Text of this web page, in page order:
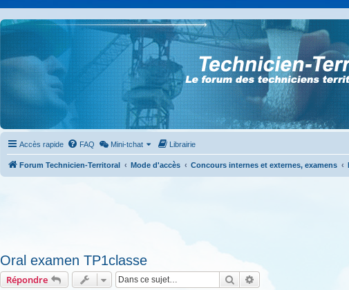
Accès rapide FAQ Mini-tchat Librairie
Forum Technicien-Territoral Mode d'accès Concours internes et externes, examens
Oral examen TP1classe
Répondre Rechercher